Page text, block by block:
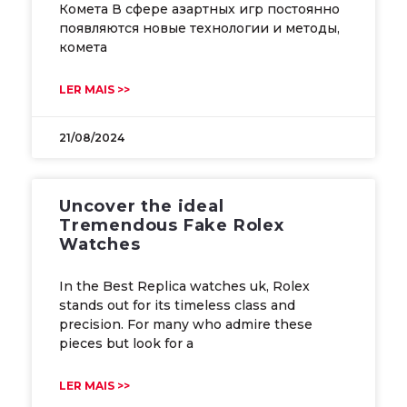
Комета В сфере азартных игр постоянно
появляются новые технологии и методы,
комета
LER MAIS >>
21/08/2024
Uncover the ideal
Tremendous Fake Rolex
Watches
In the Best Replica watches uk, Rolex
stands out for its timeless class and
precision. For many who admire these
pieces but look for a
LER MAIS >>